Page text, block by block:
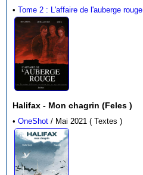
•Tome 2 : L'affaire de l'auberge rouge
Halifax - Mon chagrin (Feles )
•OneShot / Mai 2021 ( Textes )